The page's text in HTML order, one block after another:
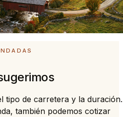
tipo de carretera y la duración.
también podemos cotizar